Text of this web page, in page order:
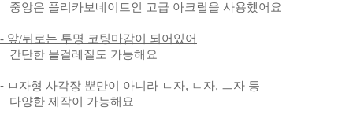
중앙은 폴리카보네이트인 고급 아크릴을 사용했어요
- 앞/뒤로는 투명 코팅마감이 되어있어
간단한 물걸레질도 가능해요
- ㅁ자형 사각장 뿐만이 아니라 ㄴ자, ㄷ자, ㅡ자 등
다양한 제작이 가능해요